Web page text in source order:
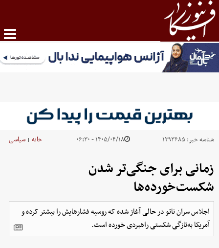
شناسه خبر: ۱۳۹۳۶۸۵ ۱۴۰۵/۰۴/۱۸ - ۰۶:۳۰ خانه | سیاسی
زمانی برای جنگی‌تر شدن
شکست‌خورده‌ها
اجلاس سران ناتو در حالی آغاز شده که روسیه فشارهایش را بیشتر کرده و
آمریکا به‌تازگی شکستی راهبردی خورده است.